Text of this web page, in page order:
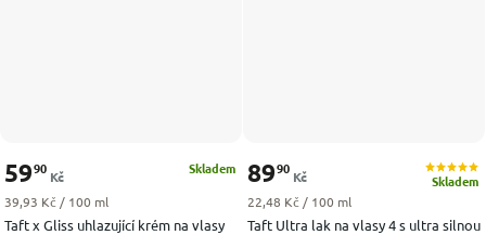
Taft x Gliss uhlazující krém na vlasy
Skladem
5990
Kč
Měrná cena:
39,93 Kč / 100 ml
Taft Ultra lak na vlasy 4 s ultra silnou
Skladem
8990
Kč
Měrná cena:
22,48 Kč / 100 ml